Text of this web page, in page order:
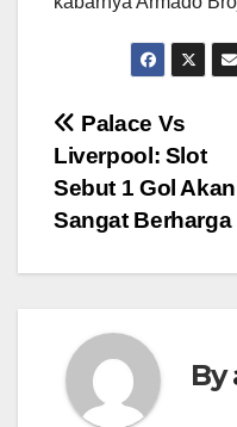
Post
navigation
Palace Vs
Liverpool: Slot
Sebut 1 Gol Akan
Sangat Berharga
By